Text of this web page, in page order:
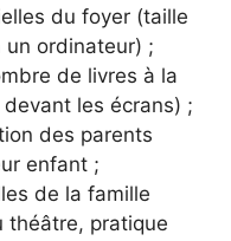
du foyer (taille
un ordinateur) ;
de livres à la
les écrans) ;
des parents
enfant ;
de la famille
théâtre, pratique